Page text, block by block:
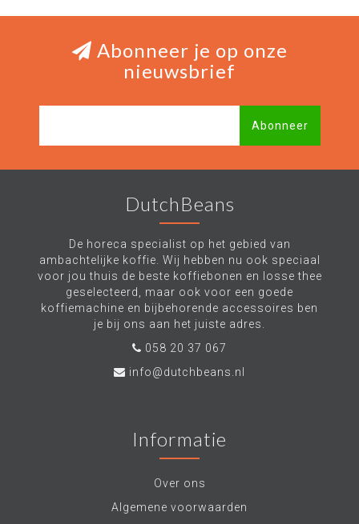
Abonneer je op onze
nieuwsbrief
Abonneer
DutchBeans
De horeca specialist op het gebied van
ambachtelijke koffie. Wij hebben nu ook speciaal
voor jou thuis de beste koffiebonen en losse thee
geselecteerd, maar ook voor een goede
koffiemachine en bijbehorende accessoires ben
je bij ons aan het juiste adres.
058 20 37 067
info@dutchbeans.nl
Informatie
Over ons
Algemene voorwaarden